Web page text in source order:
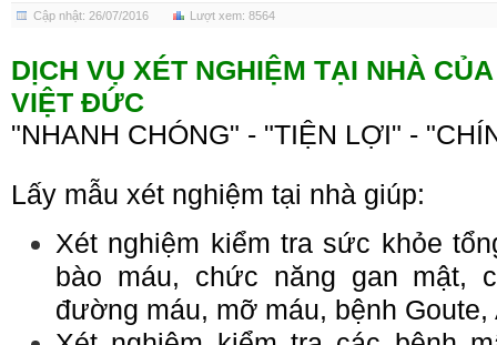
Cập nhật: 26/07/2016 Lượt xem: 8564
DỊCH VỤ XÉT NGHIỆM TẠI NHÀ
VIỆT ĐỨC
"NHANH CHÓNG" - "TIỆN LỢI" -
Lấy mẫu xét nghiệm tại nhà giúp:
Xét nghiệm kiểm tra sức khỏe
bào máu, chức năng gan mật,
đường máu, mỡ máu, bệnh Goute,